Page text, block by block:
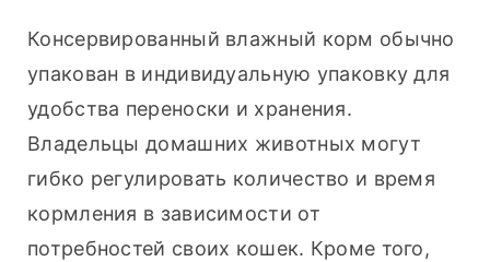
Консервированный влажный корм обычно
упакован в индивидуальную упаковку для
удобства переноски и хранения.
Владельцы домашних животных могут
гибко регулировать количество и время
кормления в зависимости от
потребностей своих кошек. Кроме того,